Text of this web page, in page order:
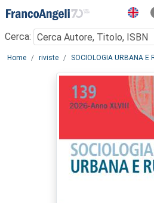
Menu
Cerca:
Main content
Home riviste SOCIOLOGIA URBANA E